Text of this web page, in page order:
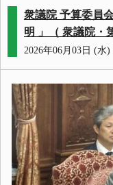
衆議院 予算委員
明 」（ 衆議院・
2026年06月03日 (水)